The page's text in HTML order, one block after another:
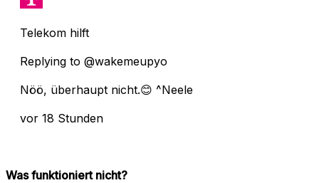
Telekom hilft
Replying to @wakemeupyo
Nöö, überhaupt nicht.😊 ^Neele
vor 18 Stunden
Was funktioniert nicht?